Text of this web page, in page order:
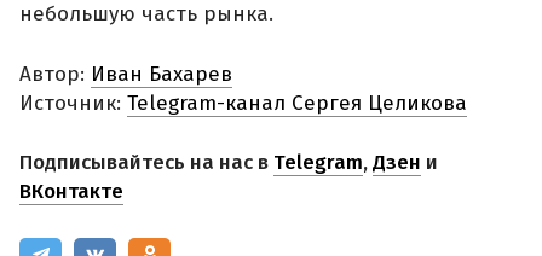
небольшую часть рынка.
Автор: Иван Бахарев
Источник: Telegram-канал Сергея Целикова
Подписывайтесь на нас в Telegram,Дзен и
ВКонтакте